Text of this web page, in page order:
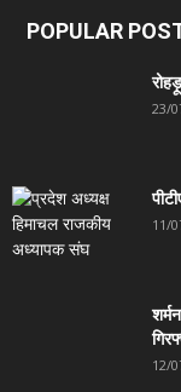
POPULAR
23/
11/
12/